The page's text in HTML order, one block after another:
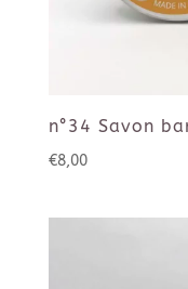
n°34 Savon
€8,00